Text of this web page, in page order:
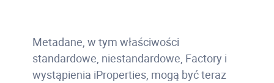
Metadane, w tym właściwości
standardowe, niestandardowe, Factory i
wystąpienia iProperties, mogą być teraz